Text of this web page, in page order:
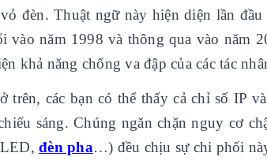
đèn. Thuật ngữ này hiện diện lần
vào năm 1998 và thông qua vào năm
khả năng chống va đập của các tác
trên, các bạn có thể thấy cả chỉ số IP
sáng. Chúng ngăn chặn nguy cơ
đèn pha…) đều chịu sự chi phối